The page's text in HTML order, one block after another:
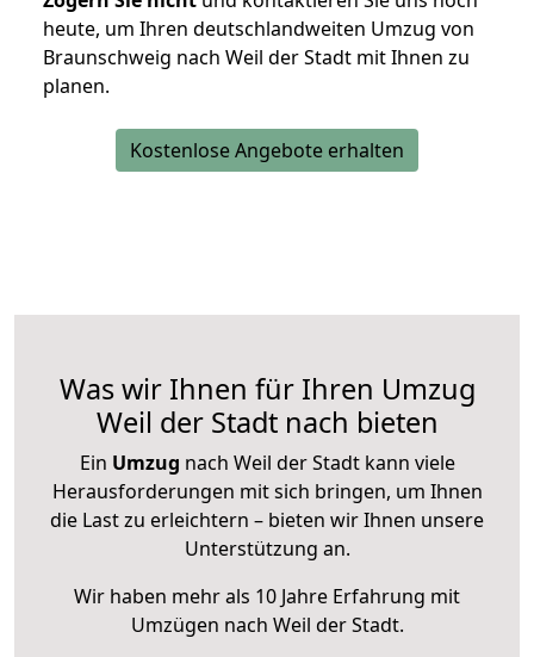
heute, um Ihren deutschlandweiten Umzug von
Braunschweig nach Weil der Stadt mit Ihnen zu
planen.
Kostenlose Angebote erhalten
Was wir Ihnen für Ihren Umzug
Weil der Stadt nach bieten
Ein Umzug nach Weil der Stadt kann viele
Herausforderungen mit sich bringen, um Ihnen
die Last zu erleichtern – bieten wir Ihnen unsere
Unterstützung an.
Wir haben mehr als 10 Jahre Erfahrung mit
Umzügen nach Weil der Stadt.